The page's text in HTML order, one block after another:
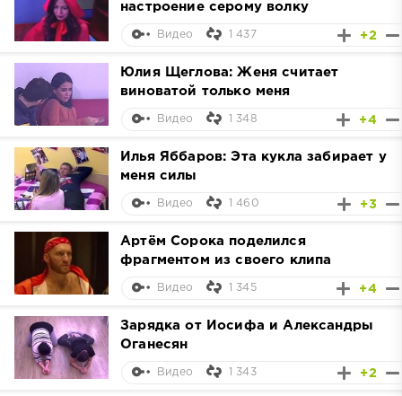
настроение серому волку
+2
Видео 1 437
Юлия Щеглова: Женя считает
виноватой только меня
+4
Видео 1 348
Илья Яббаров: Эта кукла забирает у
меня силы
+3
Видео 1 460
Артём Сорока поделился
фрагментом из своего клипа
+4
Видео 1 345
Зарядка от Иосифа и Александры
Оганесян
+2
Видео 1 343